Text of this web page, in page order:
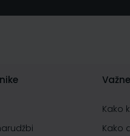
Kako
Kako